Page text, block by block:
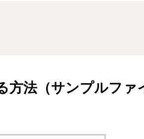
法（サンプルファ